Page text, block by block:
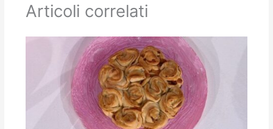
Articoli correlati